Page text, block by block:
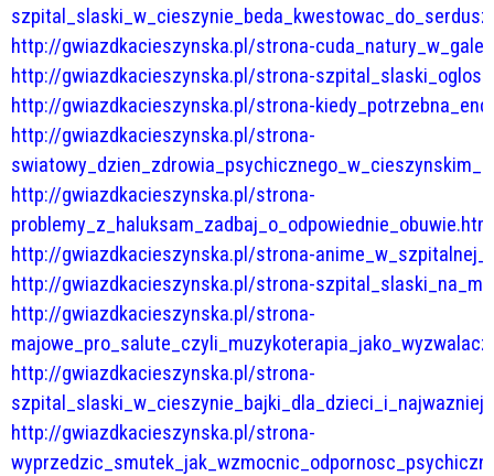
http://gwiazdkacieszynska.pl/strona-
http://gwiazdkacieszynska.pl/strona-
http://gwiazdkacieszynska.pl/strona-
http://gwiazdkacieszynska.pl/strona-
http://gwiazdkacieszynska.pl/strona-
http://gwiazdkacieszynska.pl/strona-
http://gwiazdkacieszynska.pl/strona-
http://gwiazdkacieszynska.pl/strona-
http://gwiazdkacieszynska.pl/strona-
http://gwiazdkacieszynska.pl/strona-